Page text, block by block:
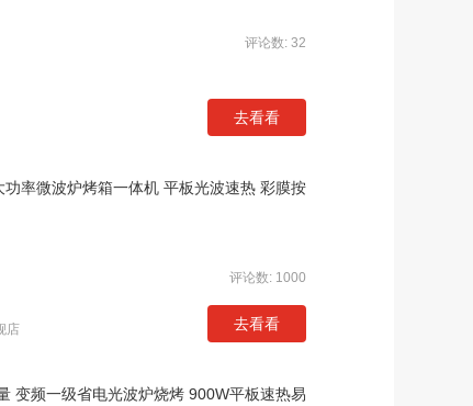
评论数: 32
去看看
率微波炉烤箱一体机 平板光波速热 彩膜按
评论数: 1000
店 去看看
变频一级省电光波炉烧烤 900W平板速热易